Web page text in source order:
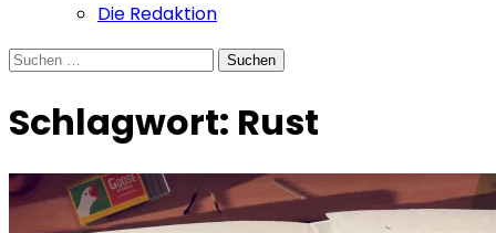
Die Redaktion
Suchen
Schlagwort: Rust